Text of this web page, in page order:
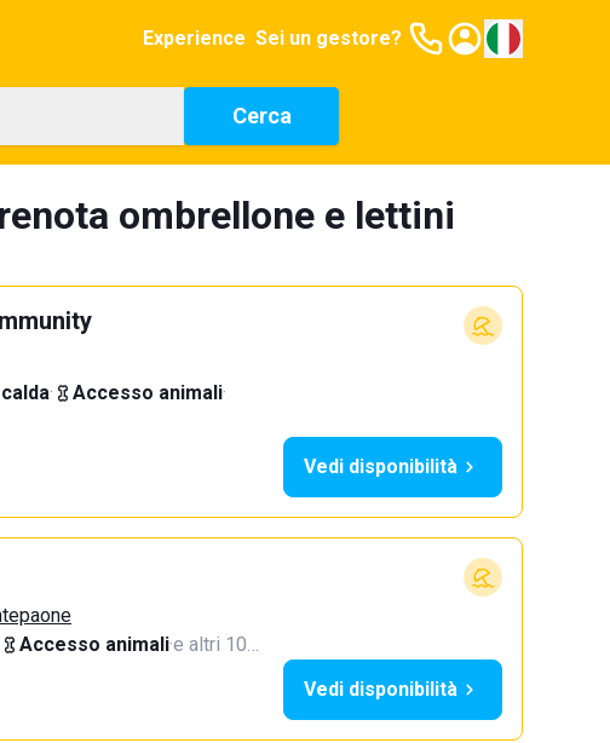
Experience Sei un gestore?
Cerca
ombrellone e lettini
· Accesso animali·
Vedi disponibilità
Accesso animali·e altri 10…
Vedi disponibilità